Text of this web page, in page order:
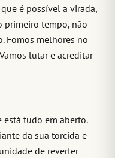
é possível a virada,
primeiro tempo, não
Fomos melhores no
lutar e acreditar
está tudo em aberto.
da sua torcida e
de reverter